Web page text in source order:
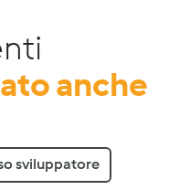
anche
sviluppatore